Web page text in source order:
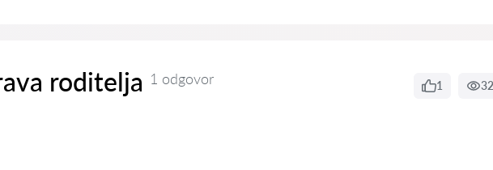
roditelja 1 odgovor 1